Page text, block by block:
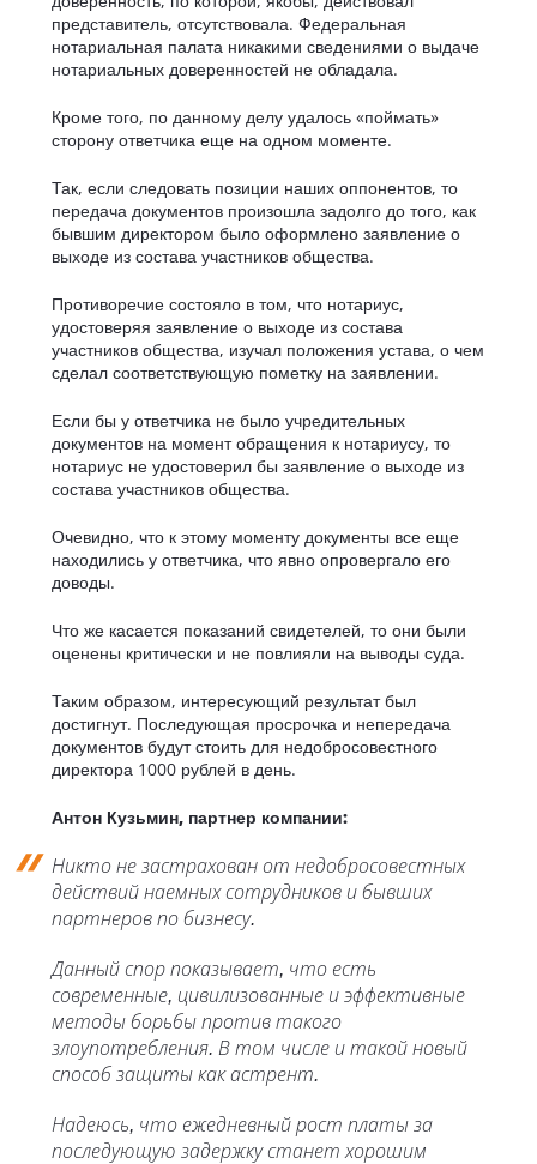
представитель, отсутствовала. Федеральная
нотариальная палата никакими сведениями о выдаче
нотариальных доверенностей не обладала.
Кроме того, по данному делу удалось «поймать»
сторону ответчика еще на одном моменте.
Так, если следовать позиции наших оппонентов, то
передача документов произошла задолго до того, как
бывшим директором было оформлено заявление о
выходе из состава участников общества.
Противоречие состояло в том, что нотариус,
удостоверяя заявление о выходе из состава
участников общества, изучал положения устава, о чем
сделал соответствующую пометку на заявлении.
Если бы у ответчика не было учредительных
документов на момент обращения к нотариусу, то
нотариус не удостоверил бы заявление о выходе из
состава участников общества.
Очевидно, что к этому моменту документы все еще
находились у ответчика, что явно опровергало его
доводы.
Что же касается показаний свидетелей, то они были
оценены критически и не повлияли на выводы суда.
Таким образом, интересующий результат был
достигнут. Последующая просрочка и непередача
документов будут стоить для недобросовестного
директора 1000 рублей в день.
Антон Кузьмин, партнер компании:
Никто не застрахован от недобросовестных
действий наемных сотрудников и бывших
партнеров по бизнесу.
Данный спор показывает, что есть
современные, цивилизованные и эффективные
методы борьбы против такого
злоупотребления. В том числе и такой новый
способ защиты как астрент.
Надеюсь, что ежедневный рост платы за
последующую задержку станет хорошим